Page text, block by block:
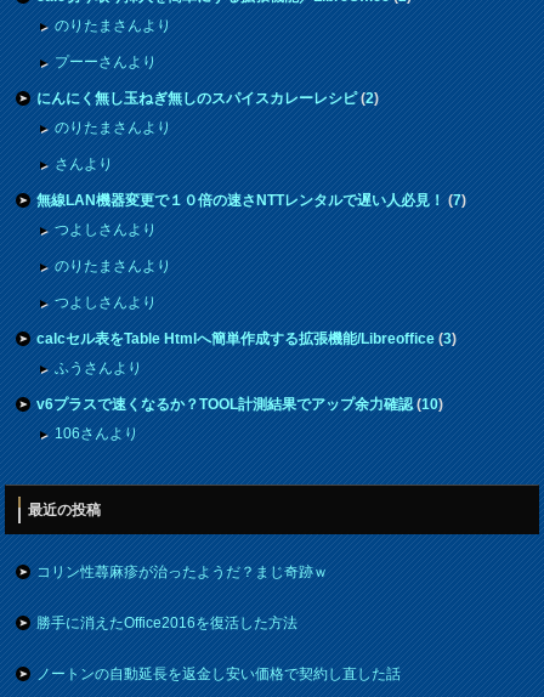
のりたまさんより
プーーさんより
にんにく無し玉ねぎ無しのスパイスカレーレシピ(2)
のりたまさんより
さんより
無線LAN機器変更で１０倍の速さNTTレンタルで遅い人必見！(7)
つよしさんより
のりたまさんより
つよしさんより
calcセル表をTable Htmlへ簡単作成する拡張機能/Libreoffice(3)
ふうさんより
v6プラスで速くなるか？TOOL計測結果でアップ余力確認(10)
106さんより
最近の投稿
コリン性蕁麻疹が治ったようだ？まじ奇跡ｗ
勝手に消えたOffice2016を復活した方法
ノートンの自動延長を返金し安い価格で契約し直した話